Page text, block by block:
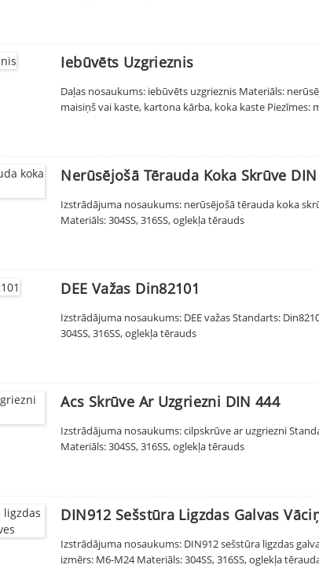
Iebūvēts Uzgrieznis
Daļas nosaukums: iebūvēts uzgrieznis Materiāls:
maisiņš vai kaste, kartona kārba, koka kaste Piezīmes:
Nerūsējošā Tērauda Koka Skrūve
Izstrādājuma nosaukums: nerūsējošā tērauda koka
Materiāls: 304SS, 316SS, oglekļa tērauds
DEE Važas Din82101
Izstrādājuma nosaukums: DEE važas Standarts:
304SS, 316SS, oglekļa tērauds
Acs Skrūve Ar Uzgriezni DIN 444
Izstrādājuma nosaukums: cilpskrūve ar uzgriezni
Materiāls: 304SS, 316SS, oglekļa tērauds
DIN912 Sešstūra Ligzdas Galvas
Izstrādājuma nosaukums: DIN912 sešstūra ligzdas
izmērs: M6-M24 Materiāls: 304SS, 316SS, oglekļa